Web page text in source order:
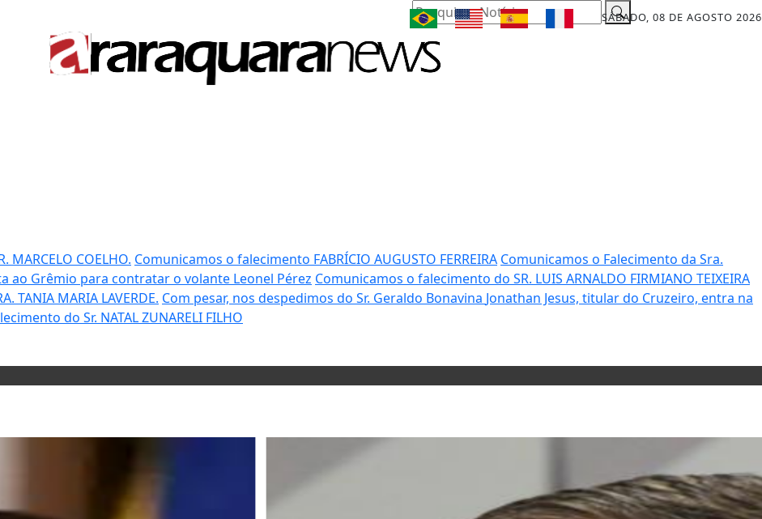
SÁBADO, 08 DE AGOSTO 2026
Pesquisar Notícia
MARCELO COELHO. Comunicamos o falecimento FABRÍCIO AUGUSTO FERREIRA Comunicamos o Falecimento da Sra.
ao Grêmio para contratar o volante Leonel Pérez Comunicamos o falecimento do SR. LUIS ARNALDO FIRMIANO TEIXEIRA
TANIA MARIA LAVERDE. Com pesar, nos despedimos do Sr. Geraldo Bonavina Jonathan Jesus, titular do Cruzeiro, entra na
do Sr. NATAL ZUNARELI FILHO